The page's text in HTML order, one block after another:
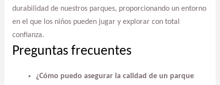
durabilidad de nuestros parques, proporcionando un entorno
en el que los niños pueden jugar y explorar con total
confianza.
Preguntas frecuentes
¿Cómo puedo asegurar la calidad de un parque